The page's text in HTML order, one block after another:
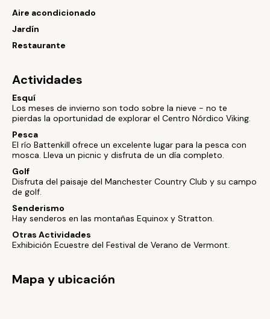
Aire acondicionado
Jardín
Restaurante
Actividades
Esquí
Los meses de invierno son todo sobre la nieve - no te
pierdas la oportunidad de explorar el Centro Nórdico Viking.
Pesca
El río Battenkill ofrece un excelente lugar para la pesca con
mosca. Lleva un picnic y disfruta de un día completo.
Golf
Disfruta del paisaje del Manchester Country Club y su campo
de golf.
Senderismo
Hay senderos en las montañas Equinox y Stratton.
Otras Actividades
Exhibición Ecuestre del Festival de Verano de Vermont.
Mapa y ubicación